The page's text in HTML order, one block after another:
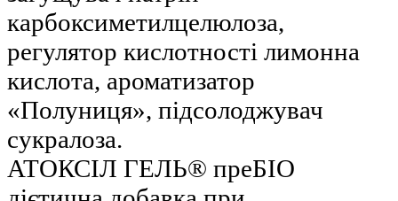
карбоксиметилцелюлоза,
регулятор кислотності лимонна
кислота, ароматизатор
«Полуниця», підсолоджувач
сукралоза.
АТОКСІЛ ГЕЛЬ® преБІО